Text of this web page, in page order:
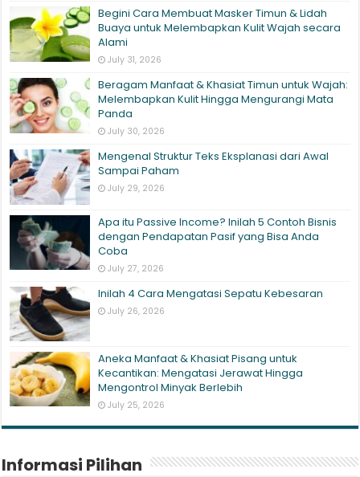
Begini Cara Membuat Masker Timun & Lidah
Buaya untuk Melembapkan Kulit Wajah secara
Alami
July 31, 2026
Beragam Manfaat & Khasiat Timun untuk Wajah:
Melembapkan Kulit Hingga Mengurangi Mata
Panda
July 30, 2026
Mengenal Struktur Teks Eksplanasi dari Awal
Sampai Paham
July 29, 2026
Apa itu Passive Income? Inilah 5 Contoh Bisnis
dengan Pendapatan Pasif yang Bisa Anda
Coba
July 27, 2026
Inilah 4 Cara Mengatasi Sepatu Kebesaran
July 26, 2026
Aneka Manfaat & Khasiat Pisang untuk
Kecantikan: Mengatasi Jerawat Hingga
Mengontrol Minyak Berlebih
July 25, 2026
Informasi Pilihan